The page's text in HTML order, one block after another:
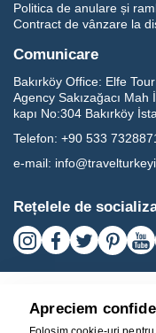
Politica de anulare și
Contract de vânzare la
Comunicare
Bakırköy Office: Elfe
Agency Sakızağacı
kapı No:304 Bakırköy
Telefon: +90 533
e-mail:
Rețelele de
Apreciem